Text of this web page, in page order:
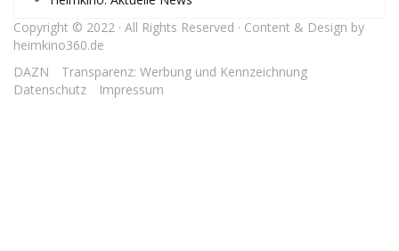
Copyright © 2022 · All Rights Reserved · Content & Design by
heimkino360.de
DAZN
Transparenz: Werbung und Kennzeichnung
Datenschutz
Impressum